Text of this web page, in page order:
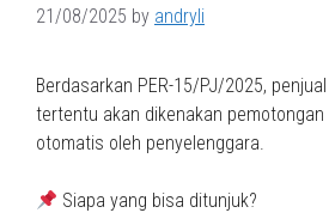
21/08/2025 by andryli
Berdasarkan PER-15/PJ/2025,
tertentu akan dikenakan
otomatis oleh penyelenggara.
Siapa yang bisa ditunjuk?